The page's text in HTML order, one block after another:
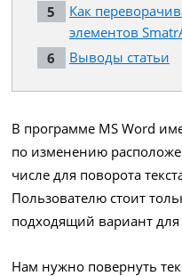
Как
элементов
Выводы статьи
В программе MS Word
по изменению
числе для поворота
Пользователю стоит
подходящий вариант
Нам нужно повернуть